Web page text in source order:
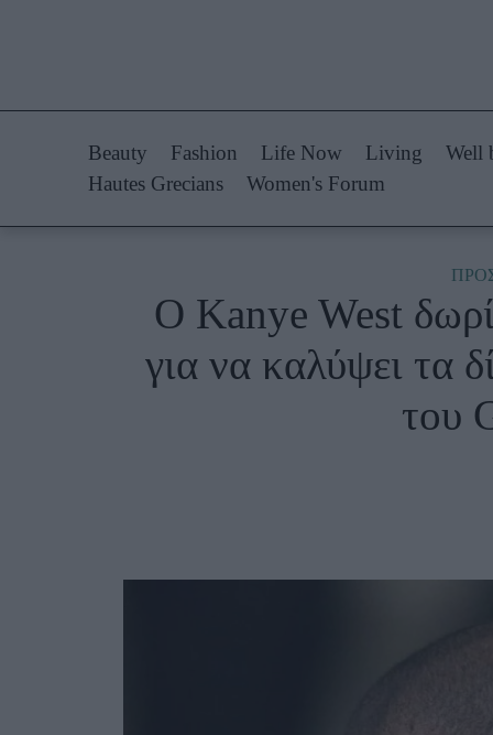
Styling Tips
Fashion News
Woman Power
Συνεντεύξεις
Beauty Fashion Life Now Living Well
Hautes Grecians
Women's Forum
Ο Kanye West
για να καλύψει τα
του